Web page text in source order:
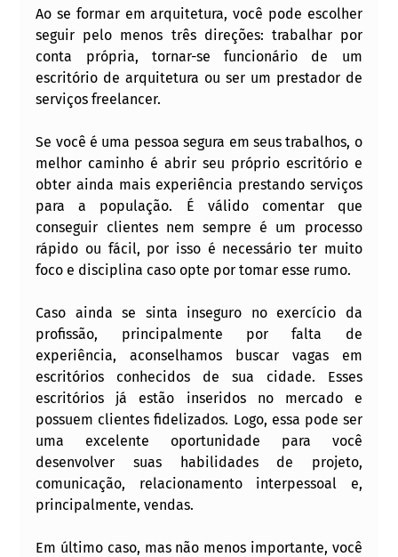
Ao se formar em arquitetura, você pode escolher
seguir pelo menos três direções: trabalhar por
conta própria, tornar-se funcionário de um
escritório de arquitetura ou ser um prestador de
serviços freelancer.
Se você é uma pessoa segura em seus trabalhos, o
melhor caminho é abrir seu próprio escritório e
obter ainda mais experiência prestando serviços
para a população. É válido comentar que
conseguir clientes nem sempre é um processo
rápido ou fácil, por isso é necessário ter muito
foco e disciplina caso opte por tomar esse rumo.
Caso ainda se sinta inseguro no exercício da
profissão, principalmente por falta de
experiência, aconselhamos buscar vagas em
escritórios conhecidos de sua cidade. Esses
escritórios já estão inseridos no mercado e
possuem clientes fidelizados. Logo, essa pode ser
uma excelente oportunidade para você
desenvolver suas habilidades de projeto,
comunicação, relacionamento interpessoal e,
principalmente, vendas.
Em último caso, mas não menos importante, você